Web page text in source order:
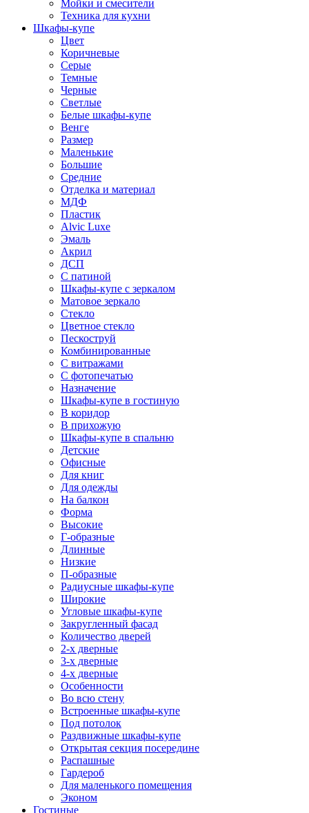
Мойки и смесители
Техника для кухни
Шкафы-купе
Цвет
Коричневые
Серые
Темные
Черные
Светлые
Белые шкафы-купе
Венге
Размер
Маленькие
Большие
Средние
Отделка и материал
МДФ
Пластик
Alvic Luxe
Эмаль
Акрил
ДСП
С патиной
Шкафы-купе с зеркалом
Матовое зеркало
Стекло
Цветное стекло
Пескоструй
Комбинированные
С витражами
С фотопечатью
Назначение
Шкафы-купе в гостиную
В коридор
В прихожую
Шкафы-купе в спальню
Детские
Офисные
Для книг
Для одежды
На балкон
Форма
Высокие
Г-образные
Длинные
Низкие
П-образные
Радиусные шкафы-купе
Широкие
Угловые шкафы-купе
Закругленный фасад
Количество дверей
2-х дверные
3-х дверные
4-х дверные
Особенности
Во всю стену
Встроенные шкафы-купе
Под потолок
Раздвижные шкафы-купе
Открытая секция посередине
Распашные
Гардероб
Для маленького помещения
Эконом
Гостиные